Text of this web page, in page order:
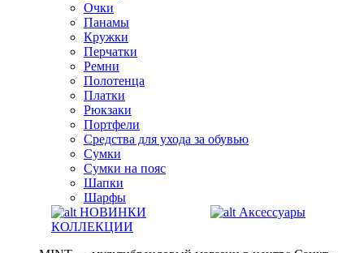
Очки
Панамы
Кружки
Перчатки
Ремни
Полотенца
Платки
Рюкзаки
Портфели
Средства для ухода за обувью
Сумки
Сумки на пояс
Шапки
Шарфы
НОВИНКИ
КОЛЛЕКЦИИ
Аксессуары